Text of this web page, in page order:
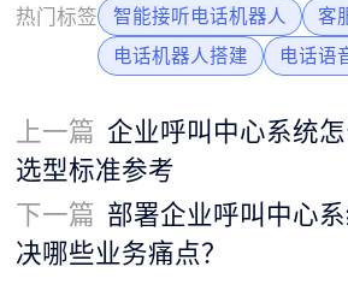
热门标签 智能接听电话机器人
客
电话机器人搭建
电话语
上一篇 企业呼叫中心系统
选型标准参考
下一篇 部署企业呼叫中心
决哪些业务痛点？